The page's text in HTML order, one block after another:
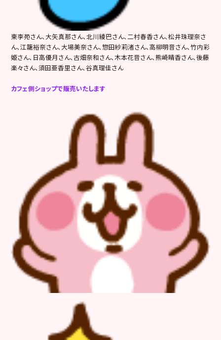
東李苑さん、大矢真那さん、北川綾巴さん、二村春香さん、松井珠理奈さ
ん、江籠裕奈さん、大場美奈さん、惣田紗莉渚さん、高柳明音さん、竹内彩
姫さん、日高優月さん、古畑奈和さん、木本花音さん、熊崎晴香さん、後藤
楽々さん、須田亜香里さん、谷真理佳さん
カフェ側ショップで販売いたします